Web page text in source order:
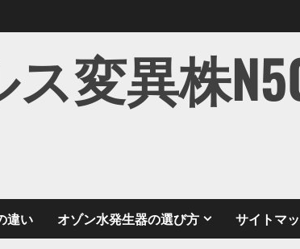
変異株
違い オゾン水発生器の選び方 サイトマ